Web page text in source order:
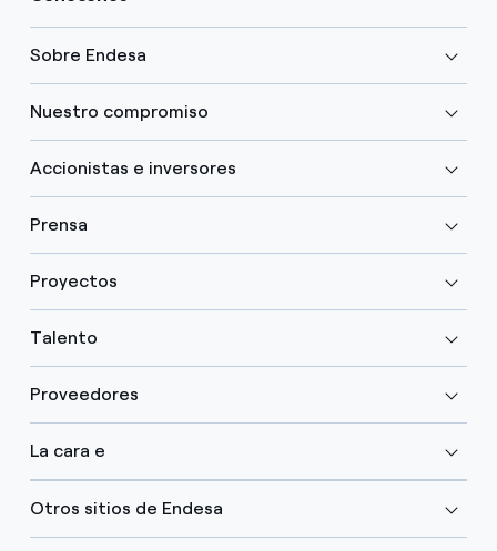
Sobre Endesa
Nuestro compromiso
Accionistas e inversores
Prensa
Proyectos
Talento
Proveedores
La cara e
Otros sitios de Endesa